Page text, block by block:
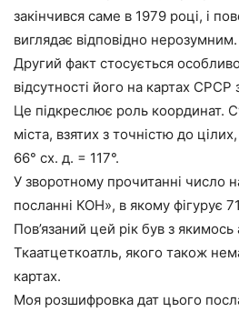
закінчився саме в 1979 році, і
виглядає відповідно нерозумним.
Другий факт стосується
відсутності його на картах СРСР
Це підкреслює роль координат.
міста, взятих з точністю до
66° сх. д. = 117°.
У зворотному прочитанні число
посланні КОН», в якому фігурує
Пов’язаний цей рік був з
Ткаатцеткоатль, якого також
картах.
Моя розшифровка дат цього